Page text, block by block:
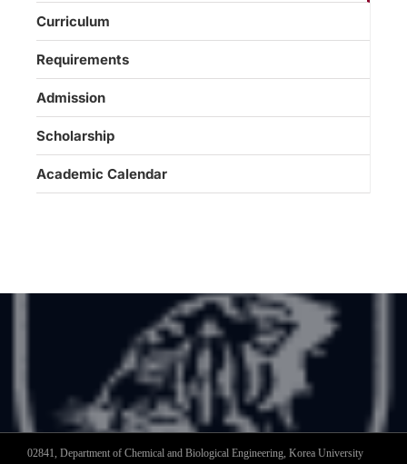
Curriculum
Requirements
Admission
Scholarship
Academic Calendar
02841, Department of Chemical and Biological Engineering, Korea University